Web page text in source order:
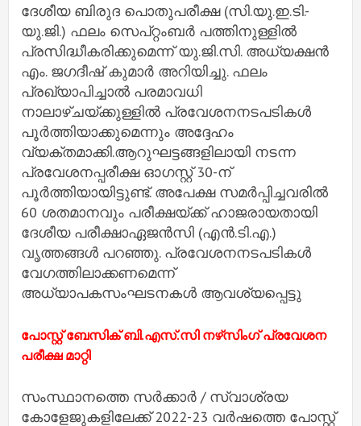
ദേശീയ ബിരുദ പൊതുപരീക്ഷ (സി.യു.ഇ.ടി.-
യു.ജി.) ഫലം സെപ്റ്റംബർ പത്തിനുള്ളിൽ
പ്രസിദ്ധീകരിക്കുമെന്ന് യു.ജി.സി. അധ്യക്ഷൻ
എം. ജഗദീഷ് കുമാർ അറിയിച്ചു. ഫലം
പ്രഖ്യാപിച്ചാൽ പരമാവധി
നാലാഴ്ചയ്ക്കുള്ളിൽ പ്രവേശനനടപടികൾ
പൂർത്തിയാക്കുമെന്നും അദ്ദേഹം
വ്യക്തമാക്കി.ആറുഘട്ടങ്ങളിലായി നടന്ന
പ്രവേശനപ്പരീക്ഷ ഓഗസ്റ്റ് 30-ന്
പൂർത്തിയായിട്ടുണ്ട്. അപേക്ഷ സമർപ്പിച്ചവരിൽ
60 ശതമാനവും പരീക്ഷയ്ക്ക് ഹാജരായതായി
ദേശീയ പരീക്ഷാഏജൻസി (എൻ.ടി.എ.)
വൃത്തങ്ങൾ പറഞ്ഞു. പ്രവേശനനടപടികൾ
വേഗത്തിലാക്കണമെന്ന്
അധ്യാപകസംഘടനകൾ ആവശ്യപ്പെട്ടു
പോസ്റ്റ് ബേസിക് ബി.എസ്.സി നഴ്‌സിംഗ് പ്രവേശന
പരീക്ഷ മാറ്റി
സംസ്ഥാനത്തെ സര്‍ക്കാര്‍ / സ്വാശ്രയ
കോളേജുകളിലേക്ക് 2022-23 വര്‍ഷത്തെ പോസ്റ്റ്